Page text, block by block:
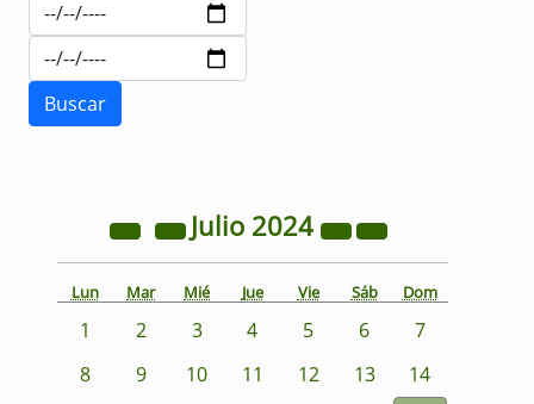
Julio 2024
Lun Mar Mié Jue Vie Sáb Dom
1 2 3 4 5 6
7
8
9 10 11 12 13
14